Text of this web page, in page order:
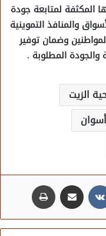
المكثفة لمتابعة جودة
والمنافذ التموينية
وضمان توفير
المطلوبة .
الزيت
مشاركة عبر البريد